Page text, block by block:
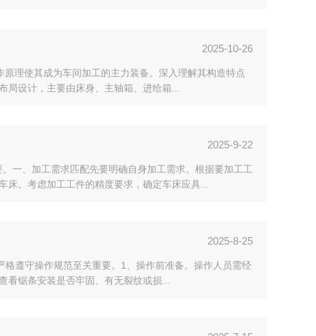
2025-10-26
理使其成为车间加工的主力装备。深入理解其构造特点
设计，主要由床身、主轴箱、进给箱...
2025-9-22
一、加工需求匹配先要明确自身加工需求。根据要加工工
。考虑加工工件的精度要求，确定车床应具...
2025-8-25
遵守操作规范至关重要。​​1、操作前准备​​。操作人员需经
锯条安装是否牢固、有无裂纹或损...